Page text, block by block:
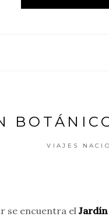
VIAJES
se encuentra elJardín